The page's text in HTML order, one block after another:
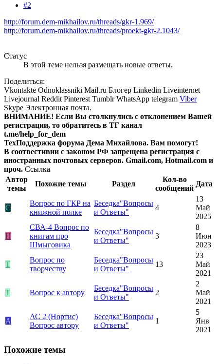
#2
http://forum.dem-mikhailov.ru/threads/gkr-1.969/
http://forum.dem-mikhailov.ru/threads/proekt-gkr-2.1043/
Статус
В этой теме нельзя размещать новые ответы.
Поделиться:
Vkontakte Odnoklassniki Mail.ru Блогер Linkedin Liveinternet
Livejournal Reddit Pinterest Tumblr WhatsApp telegram Viber
Skype Электронная почта.
ВНИМАНИЕ! Ecли Вы столкнулись с отклонением Вашей
регистрации, то обратитесь в ТГ канал
t.me/help_for_dem
ТехПоддержка форума Дема Михайлова. Вам помогут!
В соотвестивии с законом РФ запрещена регистрация с
иностранных почтовых серверов. Gmail.com, Hotmail.com и
проч. Ссылка
Автор
темы
Похожие темы Раздел
Кол-во
сообщений
Дата
С
Вопрос по ГКР на
книжной полке
Беседка"Вопросы
и Ответы"
4
13
Май
2025
Н
СВА-4 Вопрос по
книгам про
Шмыговика
Беседка"Вопросы
и Ответы"
3
8
Июн
2023
T
Вопрос по
творчеству
Беседка"Вопросы
и Ответы"
13
23
Май
2021
T Вопрос к автору
Беседка"Вопросы
и Ответы"
2
2
Май
2021
A
АС 2 (Нортис)
Вопрос автору
Беседка"Вопросы
и Ответы"
1
5
Янв
2021
Похожие темы